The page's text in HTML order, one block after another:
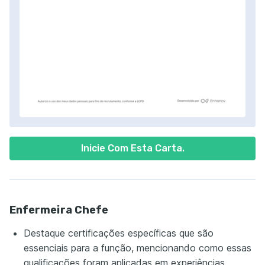
Inicie Com Esta Carta.
Enfermeira Chefe
Destaque certificações específicas que são
essenciais para a função, mencionando como essas